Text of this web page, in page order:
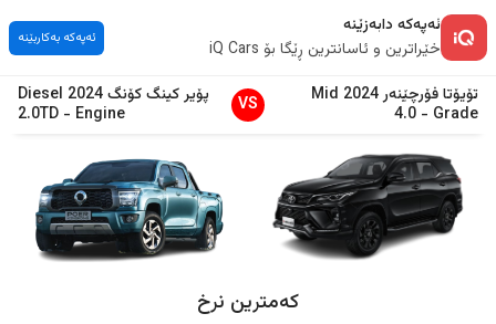
ئەپەکە دابەزێنە
خێراترین و ئاسانترین ڕێگا بۆ iQ Cars
ئەپەکە بەکاربێنە
تۆیۆتافۆرچێنەر2024
Mid
Grade
-
4.0
VS پۆیرکینگ کۆنگ2024
Diesel
Engine
-
2.0TD
کەمترین نرخ